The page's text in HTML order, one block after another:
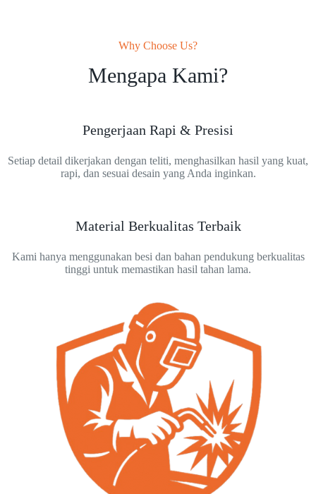
Why Choose Us?
Mengapa Kami?
Pengerjaan Rapi & Presisi
Setiap detail dikerjakan dengan teliti, menghasilkan hasil yang kuat,
rapi, dan sesuai desain yang Anda inginkan.
Material Berkualitas Terbaik
Kami hanya menggunakan besi dan bahan pendukung berkualitas
tinggi untuk memastikan hasil tahan lama.